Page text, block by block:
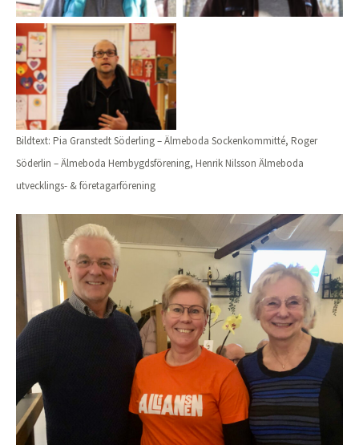
Bildtext: Pia Granstedt Söderling – Älmeboda Sockenkommitté, Roger
Söderlin – Älmeboda Hembygdsförening, Henrik Nilsson Älmeboda
utvecklings- & företagarförening